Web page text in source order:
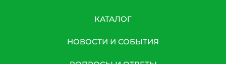
КАТАЛОГ
НОВОСТИ И СОБЫТИЯ